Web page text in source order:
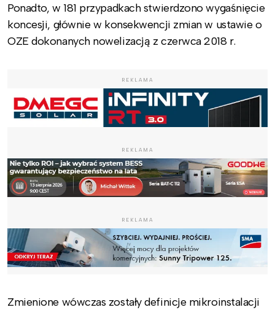
Ponadto, w 181 przypadkach stwierdzono wygaśnięcie
koncesji, głównie w konsekwencji zmian w ustawie o
OZE dokonanych nowelizacją z czerwca 2018 r.
REKLAMA
REKLAMA
REKLAMA
Zmienione wówczas zostały definicje mikroinstalacji